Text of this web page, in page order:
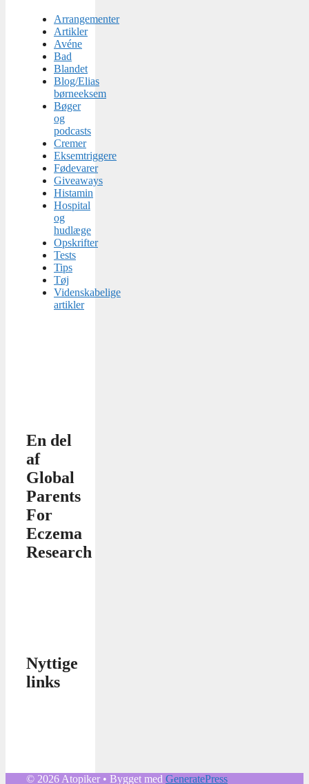
Arrangementer
Artikler
Avéne
Bad
Blandet
Blog/Elias
børneeksem
Bøger
og
podcasts
Cremer
Eksemtriggere
Fødevarer
Giveaways
Histamin
Hospital
og
hudlæge
Opskrifter
Tests
Tips
Tøj
Videnskabelige
artikler
En del
af
Global
Parents
For
Eczema
Research
Nyttige
links
© 2026 Atopiker • Bygget med GeneratePress